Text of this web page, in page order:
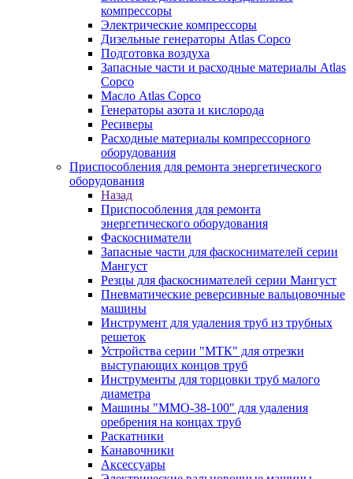
компрессоры
Электрические компрессоры
Дизельные генераторы Atlas Copco
Подготовка воздуха
Запасные части и расходные материалы Atlas
Copco
Масло Atlas Copco
Генераторы азота и кислорода
Ресиверы
Расходные материалы компрессорного
оборудования
Приспособления для ремонта энергетического
оборудования
Назад
Приспособления для ремонта
энергетического оборудования
Фаскосниматели
Запасные части для фаскоснимателей серии
Мангуст
Резцы для фаскоснимателей серии Мангуст
Пневматические реверсивные вальцовочные
машины
Инструмент для удаления труб из трубных
решеток
Устройства серии "МТК" для отрезки
выступающих концов труб
Инструменты для торцовки труб малого
диаметра
Машины "ММО-38-100" для удаления
оребрения на концах труб
Раскатники
Канавочники
Аксессуары